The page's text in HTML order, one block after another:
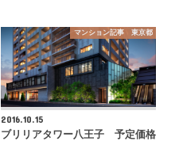
マンション記事 東京都
2016.10.15
ブリリアタワー八王子 予定価格